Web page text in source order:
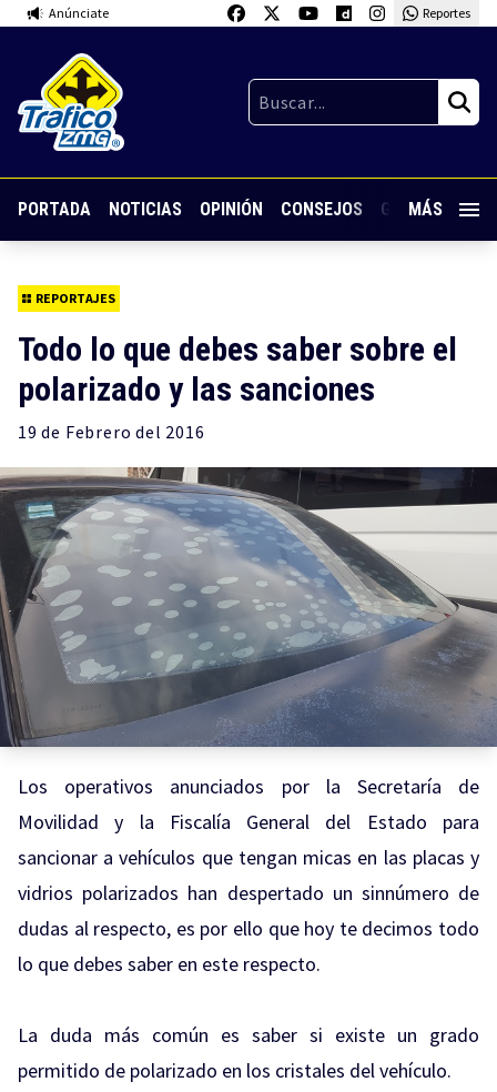
Anúnciate Reportes
PORTADA NOTICIAS OPINIÓN CONSEJOS GUARDIA
MÁS
REPORTAJES
Todo lo que debes saber sobre el
polarizado y las sanciones
19 de Febrero del 2016
Los operativos anunciados por la Secretaría de
Movilidad y la Fiscalía General del Estado para
sancionar a vehículos que tengan micas en las placas y
vidrios polarizados han despertado un sinnúmero de
dudas al respecto, es por ello que hoy te decimos todo
lo que debes saber en este respecto.
La duda más común es saber si existe un grado
permitido de polarizado en los cristales del vehículo.